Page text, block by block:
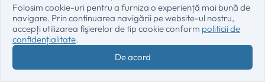
Folosim cookie-uri pentru a furniza o experiență mai bună de
navigare. Prin continuarea navigării pe website-ul nostru,
accepți utilizarea fişierelor de tip cookie conform politicii de
confidențialitate.
De acord